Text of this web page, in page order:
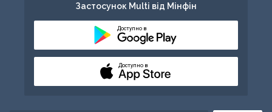
Застосунок Multi від Мінфін
Доступно в
Доступно в